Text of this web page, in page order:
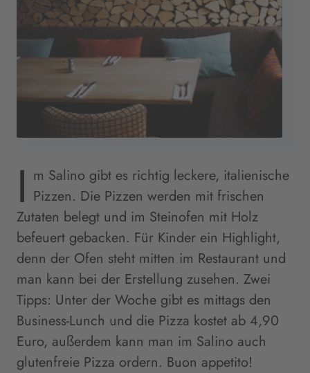
I m Salino gibt es richtig leckere, italienische
Pizzen. Die Pizzen werden mit frischen
Zutaten belegt und im Steinofen mit Holz
befeuert gebacken. Für Kinder ein Highlight,
denn der Ofen steht mitten im Restaurant und
man kann bei der Erstellung zusehen. Zwei
Tipps: Unter der Woche gibt es mittags den
Business-Lunch und die Pizza kostet ab 4,90
Euro, außerdem kann man im Salino auch
glutenfreie Pizza ordern. Buon appetito!